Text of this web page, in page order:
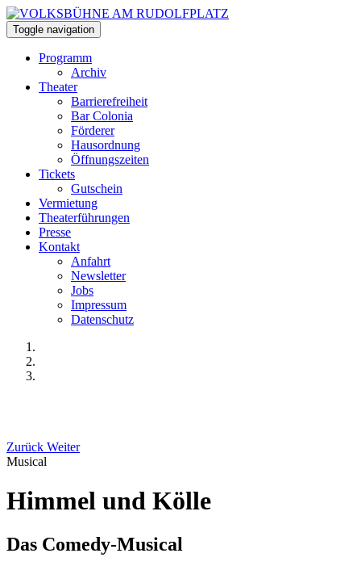
Toggle navigation
Programm
Archiv
Theater
Barrierefreiheit
Bar Colonia
Förderer
Hausordnung
Öffnungszeiten
Tickets
Gutschein
Vermietung
Theaterführungen
Presse
Kontakt
Anfahrt
Newsletter
Jobs
Impressum
Datenschutz
Zurück Weiter
Musical
Himmel und Kölle
Das Comedy-Musical